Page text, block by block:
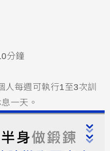
分鐘
每週可執行1至3次訓
一天。